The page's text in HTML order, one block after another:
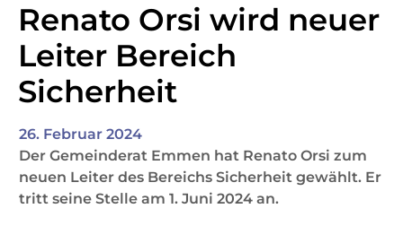
Renato Orsi wird neuer
Leiter Bereich
Sicherheit
26. Februar 2024
Der Gemeinderat Emmen hat Renato Orsi zum
neuen Leiter des Bereichs Sicherheit gewählt. Er
tritt seine Stelle am 1. Juni 2024 an.